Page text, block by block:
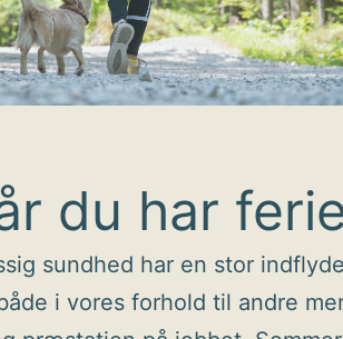
du har
sundhed har en stor
i vores forhold til andre